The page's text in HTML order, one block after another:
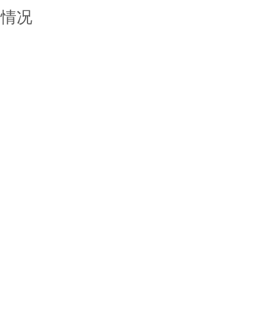
况